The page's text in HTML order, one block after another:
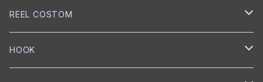
トップウォーター
クランクベイト
mibro
クランクベイト
NISHINE LURE WORKS
NORIES
スピニングロッド
SLANG
REEL COSTOM
GOLD Works
HOOK